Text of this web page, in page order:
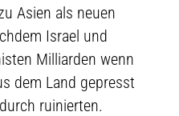
Asien als neuen
Israel und
Milliarden wenn
dem Land gepresst
ruinierten.